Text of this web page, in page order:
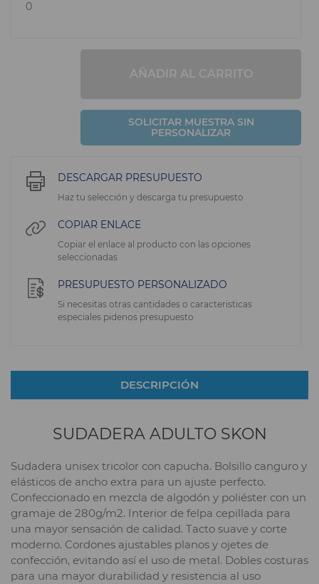
0
AÑADIR AL CARRITO
SOLICITAR MUESTRA SIN
PERSONALIZAR
DESCARGAR PRESUPUESTO
Haz tu selección y descarga tu presupuesto
COPIAR ENLACE
Copiar el enlace al producto con las opciones
seleccionadas
PRESUPUESTO PERSONALIZADO
Si necesitas otras cantidades o caracteristicas
especiales pidenos presupuesto
DESCRIPCIÓN
SUDADERA ADULTO SKON
Sudadera unisex tricolor con capucha. Bolsillo canguro y
elásticos de ancho extra para un ajuste perfecto.
Confeccionado en mezcla de algodón y poliéster con un
gramaje de 280g/m2. Interior de felpa cepillada para
una mayor sensación de calidad. Tacto suave y corte
moderno. Cordones ajustables planos y ojetes de
confección, evitando así el uso de metal. Dobles costuras
para una mayor durabilidad y resistencia al uso